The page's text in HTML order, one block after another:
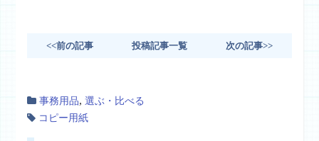
<<前の記事 投稿記事一覧 次の記事>>
事務用品,選ぶ・比べる
コピー用紙